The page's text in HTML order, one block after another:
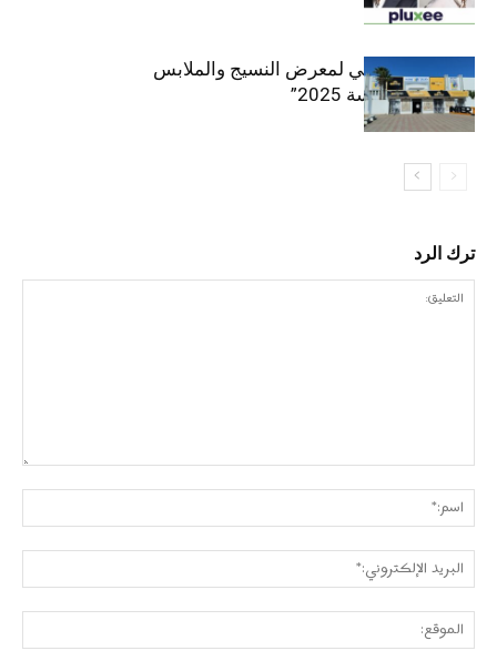
الافتتاح الرسمي لمعرض النسيج والملابس
“إنترتكس سوسة 2025”
ترك الرد